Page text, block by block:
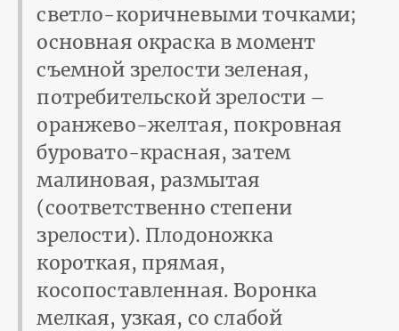
светло-коричневыми точками;
основная окраска в момент
съемной зрелости зеленая,
потребительской зрелости –
оранжево-желтая, покровная
буровато-красная, затем
малиновая, размытая
(соответственно степени
зрелости). Плодоножка
короткая, прямая,
косопоставленная. Воронка
мелкая, узкая, со слабой